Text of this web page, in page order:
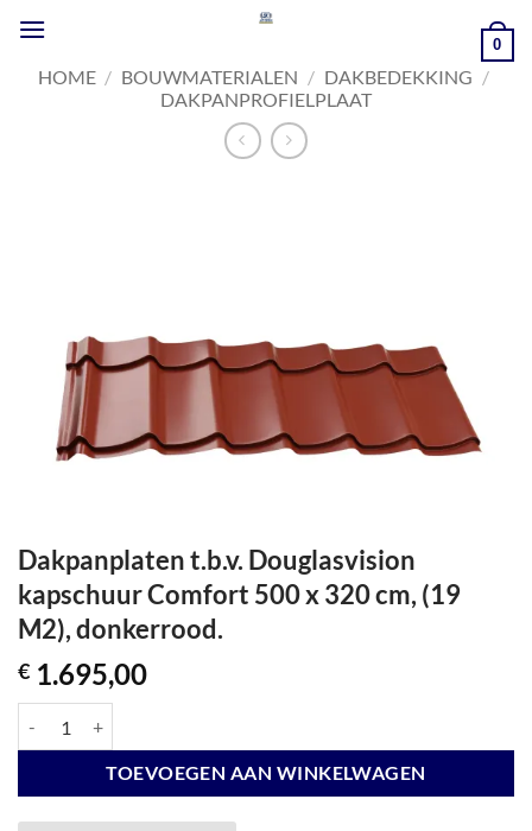
naar
inhoud
0
HOME / BOUWMATERIALEN / DAKBEDEKKING /
DAKPANPROFIELPLAAT
Dakpanplaten t.b.v. Douglasvision
kapschuur Comfort 500 x 320 cm, (19
M2), donkerrood.
€ 1.695,00
TOEVOEGEN AAN WINKELWAGEN